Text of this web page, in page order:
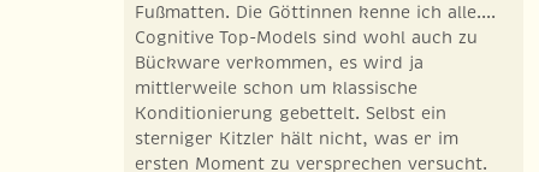
Fußmatten. Die Göttinnen kenne ich alle....
Cognitive Top-Models sind wohl auch zu
Bückware verkommen, es wird ja
mittlerweile schon um klassische
Konditionierung gebettelt. Selbst ein
sterniger Kitzler hält nicht, was er im
ersten Moment zu versprechen versucht.